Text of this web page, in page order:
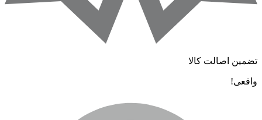
تضمین اصالت کالا
واقعی!